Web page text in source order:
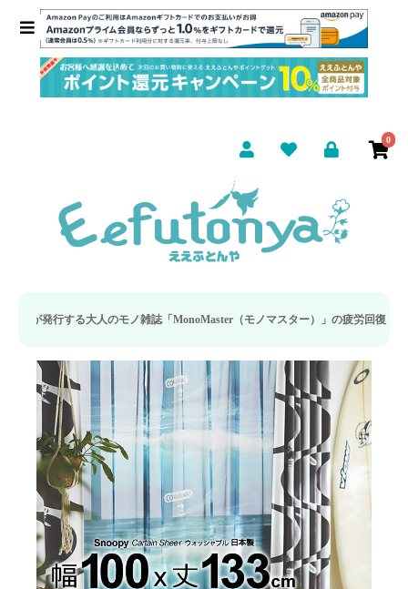
0
のモノ雑誌「MonoMaster（モノマスター）」の疲労回復・睡眠の向上特集に当